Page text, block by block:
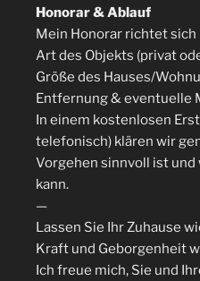
Honorar & Ablauf
Mein Honorar richtet sich
Art des Objekts (privat
Größe des Hauses/
Entfernung & eventuelle
In einem kostenlosen
telefonisch) klären wir
Vorgehen sinnvoll ist
kann.
—
Lassen Sie Ihr Zuhause
Kraft und Geborgenheit
Ich freue mich, Sie und